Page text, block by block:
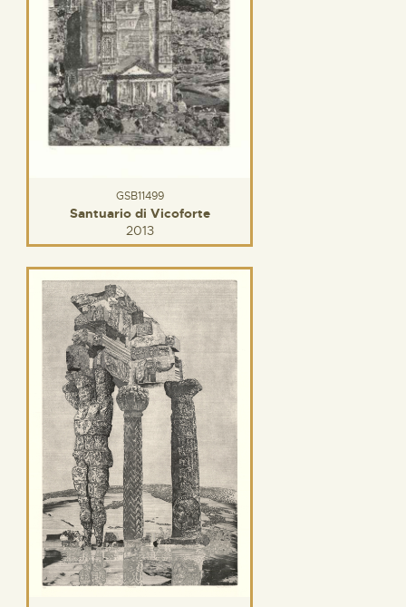
GSB11499
Santuario di Vicoforte
2013